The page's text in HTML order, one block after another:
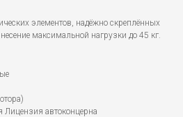
элементов, надёжно скреплённых
максимальной нагрузки до 45 кг.
автоконцерна